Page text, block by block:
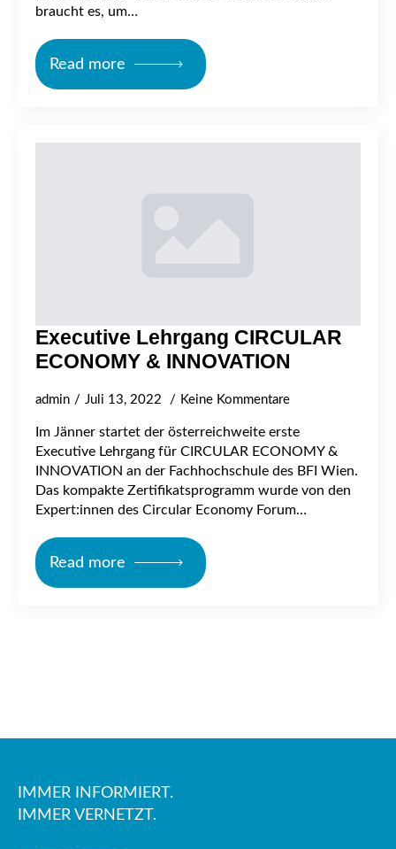
braucht es, um…
Read more
Executive Lehrgang CIRCULAR
ECONOMY & INNOVATION
admin Juli 13, 2022 Keine Kommentare
Im Jänner startet der österreichweite erste
Executive Lehrgang für CIRCULAR ECONOMY &
INNOVATION an der Fachhochschule des BFI Wien.
Das kompakte Zertifikatsprogramm wurde von den
Expert:innen des Circular Economy Forum…
Read more
IMMER INFORMIERT.
IMMER VERNETZT.